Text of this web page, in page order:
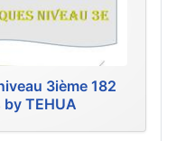
3ième 182
by TEHUA